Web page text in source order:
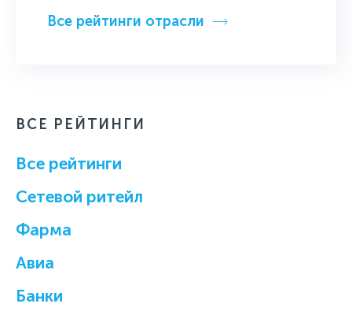
Все рейтинги отрасли
ВСЕ РЕЙТИНГИ
Все рейтинги
Cетевой ритейл
Фарма
Авиа
Банки